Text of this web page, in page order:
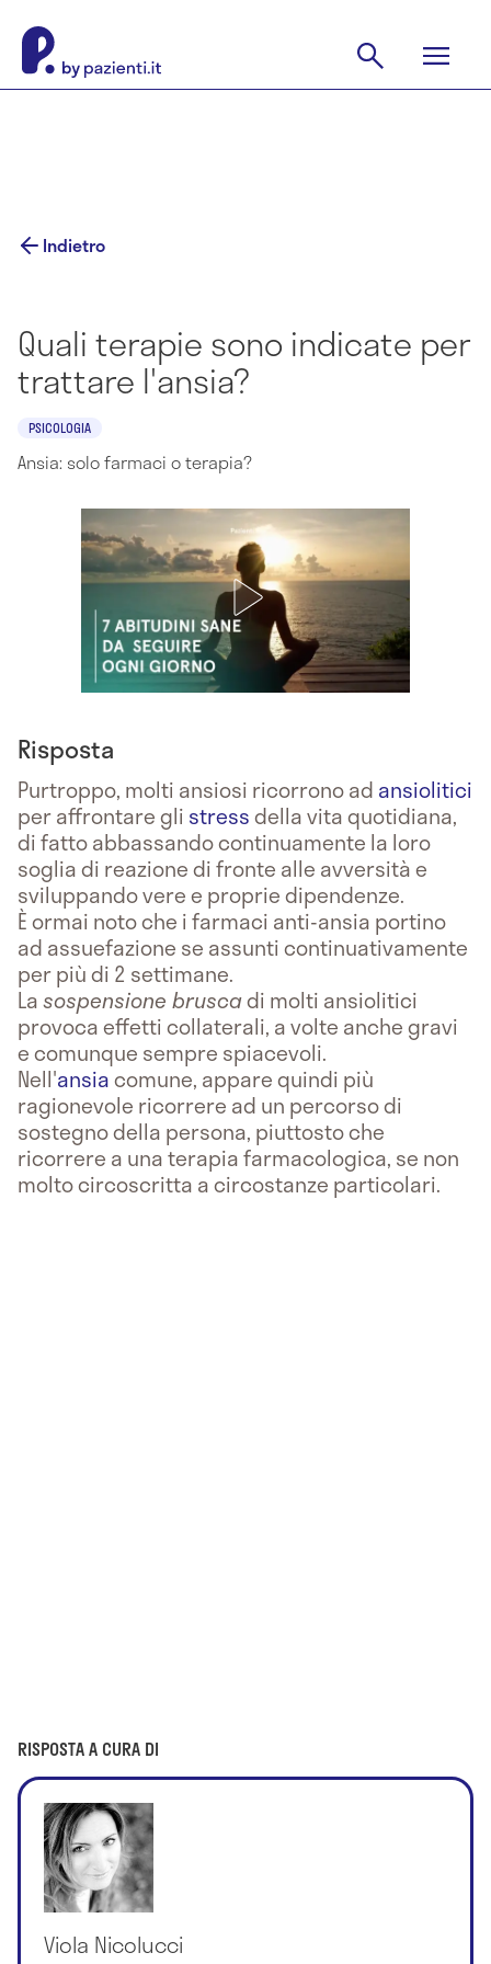
Indietro
Quali terapie sono indicate per
trattare l'ansia?
PSICOLOGIA
Ansia: solo farmaci o terapia?
Risposta
Purtroppo, molti ansiosi ricorrono ad ansiolitici
per affrontare gli stressdella vita quotidiana,
di fatto abbassando continuamente la loro
soglia di reazione di fronte alle avversità e
sviluppando vere e proprie dipendenze.
È ormai noto che i farmaci anti-ansia portino
ad assuefazione se assunti continuativamente
per più di 2 settimane.
Lasospensione bruscadi molti ansiolitici
provoca effetti collaterali, a volte anche gravi
e comunque sempre spiacevoli.
Nell'ansiacomune, appare quindi più
ragionevole ricorrere ad un percorso di
sostegno della persona, piuttosto che
ricorrere a una terapia farmacologica, se non
molto circoscritta a circostanze particolari.
RISPOSTA A CURA DI
Viola Nicolucci